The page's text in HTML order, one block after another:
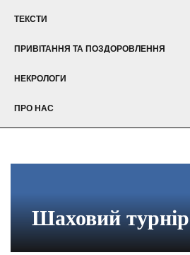
ТЕКСТИ
ПРИВІТАННЯ ТА ПОЗДОРОВЛЕННЯ
НЕКРОЛОГИ
ПРО НАС
Шаховий турнір